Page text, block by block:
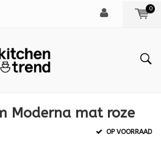
0
Moderna mat roze
OP VOORRAAD